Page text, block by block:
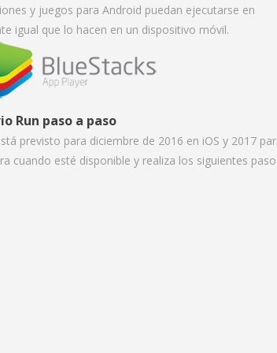
y juegos para Android puedan ejecutarse en
igual que lo hacen en un dispositivo móvil.
Run paso a paso
previsto para diciembre de 2016 en iOS y 2017
cuando esté disponible y realiza los siguientes